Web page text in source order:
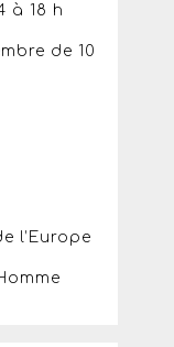
à 18 h
de 10
l’Europe